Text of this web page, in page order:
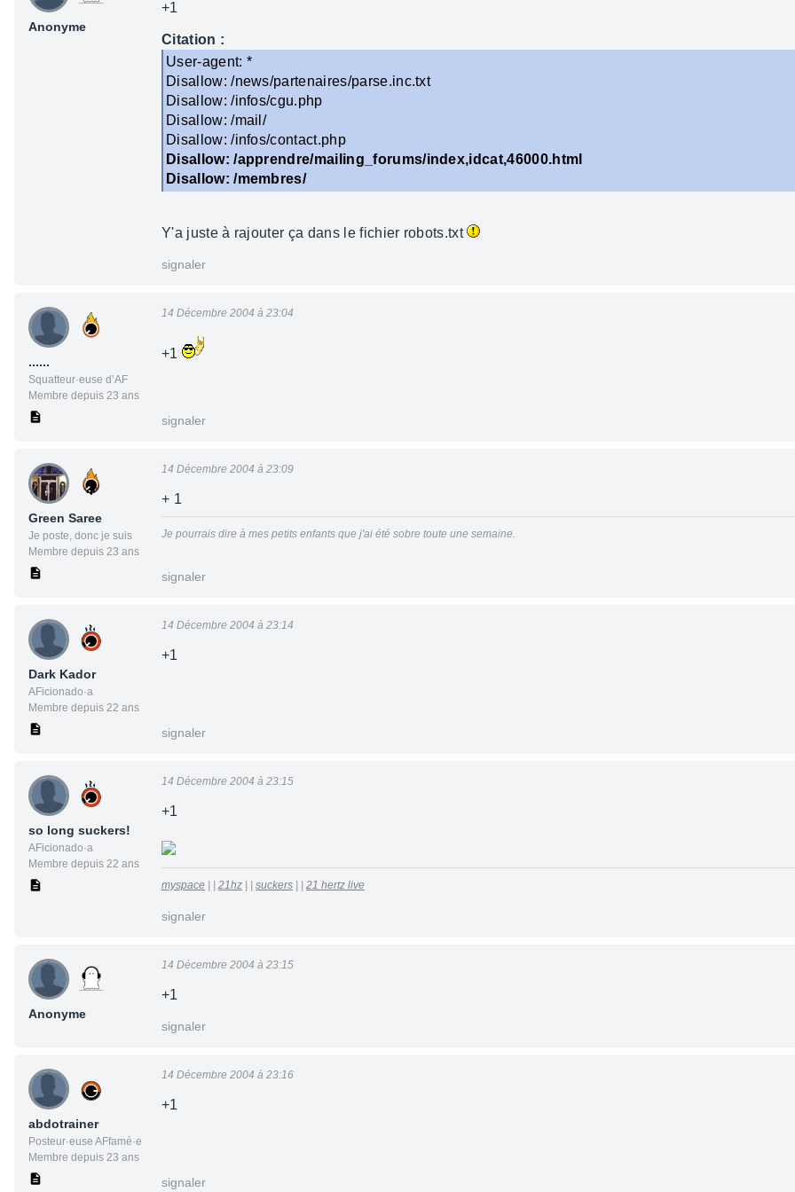
Anonyme
+1
Citation :
User-agent: *
Disallow: /news/partenaires/parse.inc.txt
Disallow: /infos/cgu.php
Disallow: /mail/
Disallow: /infos/contact.php
Disallow: /apprendre/mailing_forums/index,idcat,46000.html
Disallow: /membres/
Y'a juste à rajouter ça dans le fichier robots.txt
signaler
......
Squatteur·euse d’AF
Membre depuis 23 ans
14 Décembre 2004 à 23:04
+1
signaler
Green Saree
Je poste, donc je suis
Membre depuis 23 ans
14 Décembre 2004 à 23:09
+ 1
Je pourrais dire à mes petits enfants que j'ai été sobre toute une semaine.
signaler
Dark Kador
AFicionado·a
Membre depuis 22 ans
14 Décembre 2004 à 23:14
+1
signaler
so long suckers!
AFicionado·a
Membre depuis 22 ans
14 Décembre 2004 à 23:15
+1
myspace 21hz suckers 21 hertz live
signaler
Anonyme
14 Décembre 2004 à 23:15
+1
signaler
abdotrainer
Posteur·euse AFfamé·e
Membre depuis 23 ans
14 Décembre 2004 à 23:16
+1
signaler